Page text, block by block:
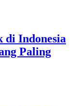
di Indonesia
Paling